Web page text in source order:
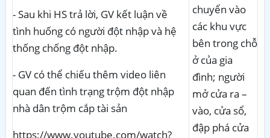
- Sau khi HS trả lời, GV kết luận về
tình huống có người đột nhập và hệ
thống chống đột nhập.
- GV có thể chiếu thêm video liên
quan đến tình trạng trộm đột nhập
nhà dân trộm cắp tài sản
https://www.youtube.com/watch?
chuyển vào
các khu vực
bên trong chỗ
ở của gia
đình; người
mở cửa ra –
vào, cửa sổ,
đập phá cửa